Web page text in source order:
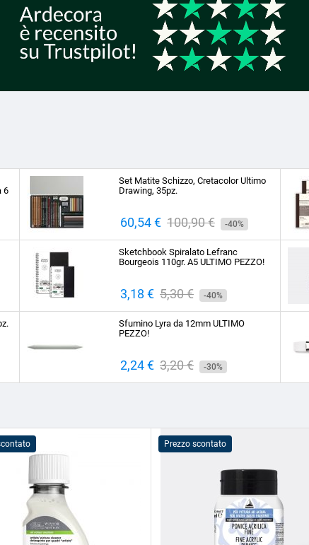
6
Set Matite Schizzo, Cretacolor Ultimo
Drawing, 35pz.
Prezzo
60,54 € Prezzo
base
100,90 € -40%
Sketchbook Spiralato Lefranc
Bourgeois 110gr. A5 ULTIMO PEZZO!
Prezzo
3,18 € Prezzo
base
5,30 € -40%
Sfumino Lyra da 12mm ULTIMO
PEZZO!
Prezzo
2,24 € Prezzo
base
3,20 € -30%
Prezzo scontato